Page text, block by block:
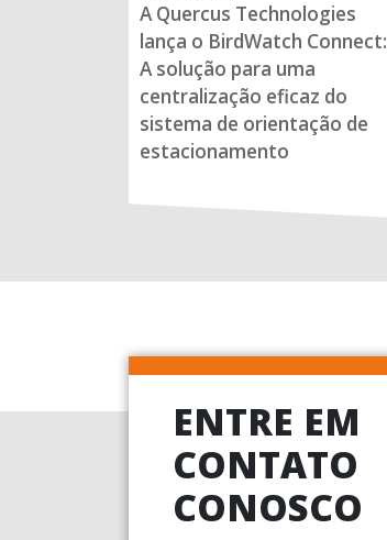
A Quercus Technologies
lança o BirdWatch Connect:
A solução para uma
centralização eficaz do
sistema de orientação de
estacionamento
ENTRE EM
CONTATO
CONOSCO